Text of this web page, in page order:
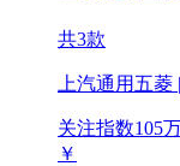
共3款
上汽通用五
关注指数105
￥